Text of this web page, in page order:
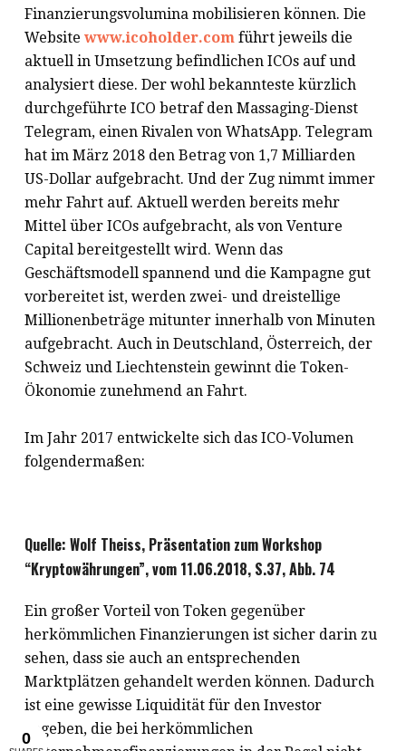
Finanzierungsvolumina mobilisieren können. Die
Website www.icoholder.comführt jeweils die
aktuell in Umsetzung befindlichen ICOs auf und
analysiert diese. Der wohl bekannteste kürzlich
durchgeführte ICO betraf den Massaging-Dienst
Telegram, einen Rivalen von WhatsApp. Telegram
hat im März 2018 den Betrag von 1,7 Milliarden
US-Dollar aufgebracht. Und der Zug nimmt immer
mehr Fahrt auf. Aktuell werden bereits mehr
Mittel über ICOs aufgebracht, als von Venture
Capital bereitgestellt wird. Wenn das
Geschäftsmodell spannend und die Kampagne gut
vorbereitet ist, werden zwei- und dreistellige
Millionenbeträge mitunter innerhalb von Minuten
aufgebracht. Auch in Deutschland, Österreich, der
Schweiz und Liechtenstein gewinnt die Token-
Ökonomie zunehmend an Fahrt.
Im Jahr 2017 entwickelte sich das ICO-Volumen
folgendermaßen:
Quelle: Wolf Theiss, Präsentation zum Workshop
“Kryptowährungen”, vom 11.06.2018, S.37, Abb. 74
Ein großer Vorteil von Token gegenüber
herkömmlichen Finanzierungen ist sicher darin zu
sehen, dass sie auch an entsprechenden
Marktplätzen gehandelt werden können. Dadurch
ist eine gewisse Liquidität für den Investor
gegeben, die bei herkömmlichen